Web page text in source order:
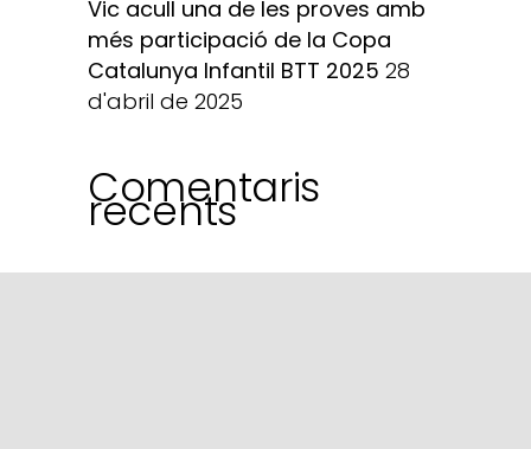
Vic acull una de les proves amb
més participació de la Copa
Catalunya Infantil BTT 2025 28
d'abril de 2025
Comentaris
recents